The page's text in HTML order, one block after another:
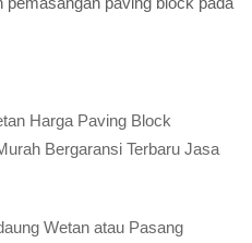
Harga Paving Block
Bergaransi Terbaru Jasa
Wetan atau Pasang